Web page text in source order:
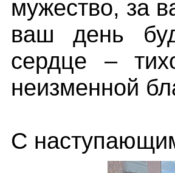
мужество, за
ваш день
сердце –
неизменной
С